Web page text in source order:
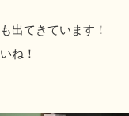
出てきています！
ね！